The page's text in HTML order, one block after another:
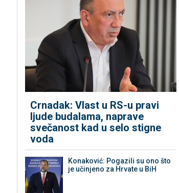
Crnadak: Vlast u RS-u pravi
ljude budalama, naprave
svečanost kad u selo stigne
voda
Konaković: Pogazili su ono što
je učinjeno za Hrvate u BiH